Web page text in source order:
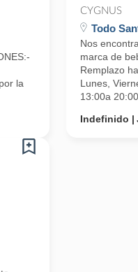
la
CYGNUS
Todo
Nos
marca de
Remplazo
Lunes,
13:00a
Indefinido